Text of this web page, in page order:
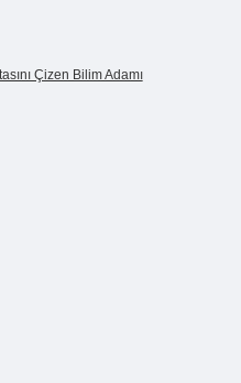
Çizen Bilim Adamı